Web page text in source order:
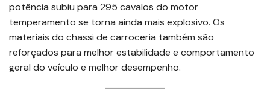
potência subiu para 295 cavalos do motor
temperamento se torna ainda mais explosivo. Os
materiais do chassi de carroceria também são
reforçados para melhor estabilidade e comportamento
geral do veículo e melhor desempenho.